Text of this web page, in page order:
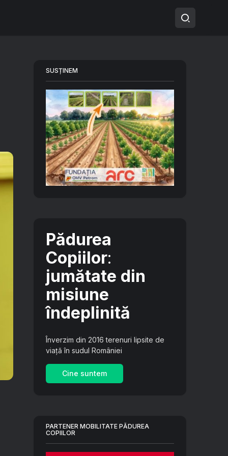
SUSȚINEM
Pădurea
Copiilor:
jumătate din
misiune
îndeplinită
Înverzim din 2016 terenuri lipsite de
viață în sudul României
Cine suntem
PARTENER MOBILITATE PĂDUREA
COPIILOR